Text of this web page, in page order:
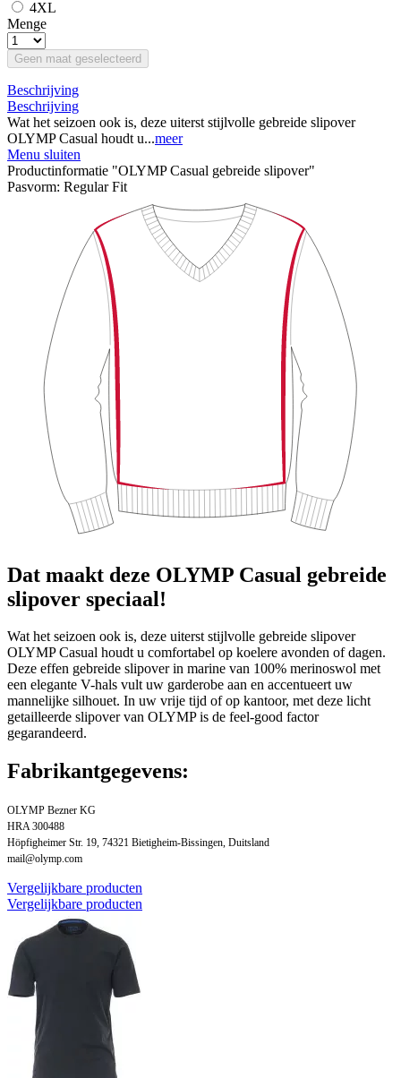
4XL
Menge
Geen maat geselecteerd
Beschrijving
Beschrijving
Wat het seizoen ook is, deze uiterst stijlvolle gebreide slipover
OLYMP Casual houdt u...meer
Menu sluiten
Productinformatie "OLYMP Casual gebreide slipover"
Pasvorm: Regular Fit
Dat maakt deze OLYMP Casual gebreide
slipover speciaal!
Wat het seizoen ook is, deze uiterst stijlvolle gebreide slipover
OLYMP Casual houdt u comfortabel op koelere avonden of dagen.
Deze effen gebreide slipover in marine van 100% merinoswol met
een elegante V-hals vult uw garderobe aan en accentueert uw
mannelijke silhouet. In uw vrije tijd of op kantoor, met deze licht
getailleerde slipover van OLYMP is de feel-good factor
gegarandeerd.
Fabrikantgegevens:
OLYMP Bezner KG
HRA 300488
Höpfigheimer Str. 19, 74321 Bietigheim-Bissingen, Duitsland
mail@olymp.com
Vergelijkbare producten
Vergelijkbare producten